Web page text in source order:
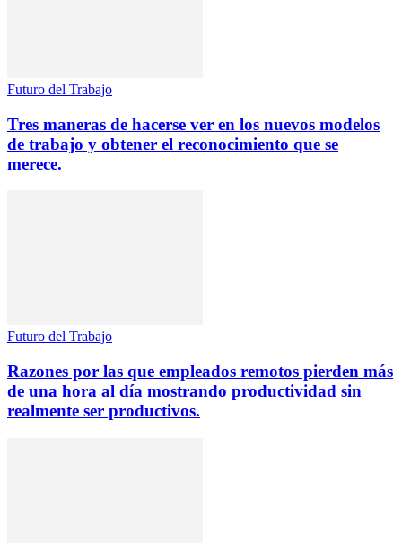
Futuro del Trabajo
Tres maneras de hacerse ver en los nuevos modelos
de trabajo y obtener el reconocimiento que se
merece.
Futuro del Trabajo
Razones por las que empleados remotos pierden más
de una hora al día mostrando productividad sin
realmente ser productivos.